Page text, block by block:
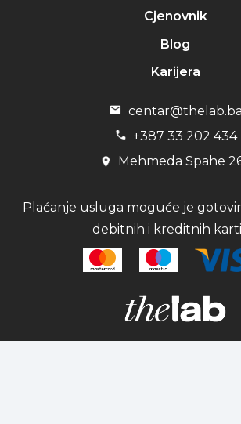
Cjenovnik
Blog
Karijera
centar@thelab.ba
+387 33 202 434
Mehmeda Spahe
Plaćanje usluga moguće je
debitnih i kreditnih